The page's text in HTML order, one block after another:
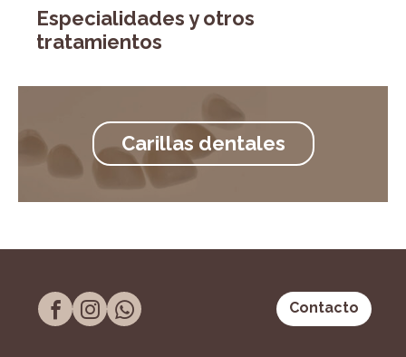
Especialidades y otros
tratamientos
Carillas dentales
Contacto